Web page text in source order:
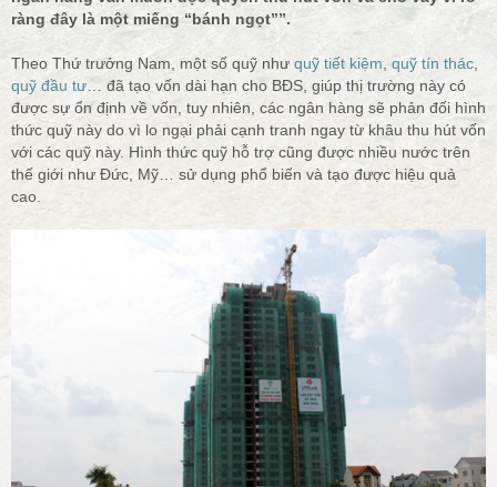
ràng đây là một miếng “bánh ngọt””.
Theo Thứ trưởng Nam, một số quỹ như quỹ tiết kiệm quỹ tín thác
quỹ đầu tư … đã tạo vốn dài hạn cho BĐS, giúp thị trường này có
được sự ổn định về vốn, tuy nhiên, các ngân hàng sẽ phản đối hình
thức quỹ này do vì lo ngại phải cạnh tranh ngay từ khâu thu hút vốn
với các quỹ này. Hình thức quỹ hỗ trợ cũng được nhiều nước trên
thế giới như Đức, Mỹ… sử dụng phổ biến và tạo được hiệu quả
cao.